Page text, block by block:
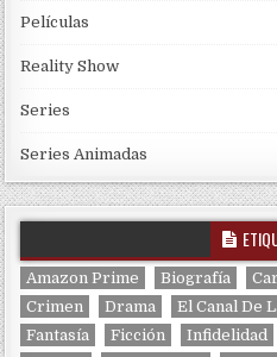
Películas
Reality Show
Series
Series Animadas
Amazon Prime Biografía
Crimen
Drama El Canal De
Fantasía
Ficción Infidelidad